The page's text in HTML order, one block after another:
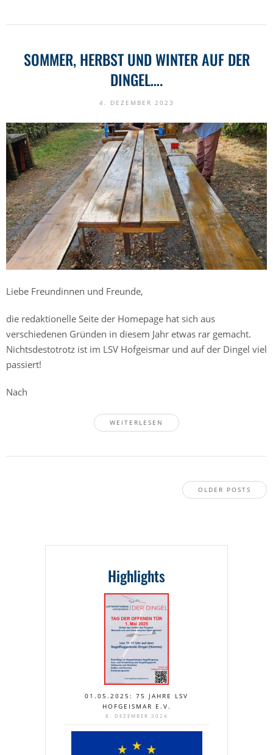
SOMMER, HERBST UND WINTER AUF DER
DINGEL….
4. DEZEMBER 2023
Liebe Freundinnen und Freunde,
die redaktionelle Seite der Homepage hat sich aus
verschiedenen Gründen in diesem Jahr etwas rar gemacht.
Nichtsdestotrotz ist im LSV Hofgeismar und auf der Dingel viel
passiert!
Nach
WEITERLESEN
OLDER POSTS
Highlights
01.05.2025: 75 JAHRE LSV
HOFGEISMAR E.V.
8. DEZEMBER 2024